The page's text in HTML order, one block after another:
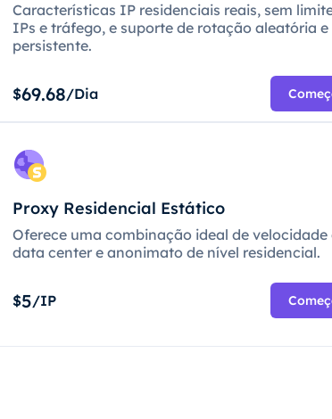
Características IP residenciais reais, sem
IPs e tráfego, e suporte de rotação aleatória e
persistente.
$69.68/Dia
Proxy Residencial Estático
Oferece uma combinação ideal de velocidade
data center e anonimato de nível residencial.
$5/IP